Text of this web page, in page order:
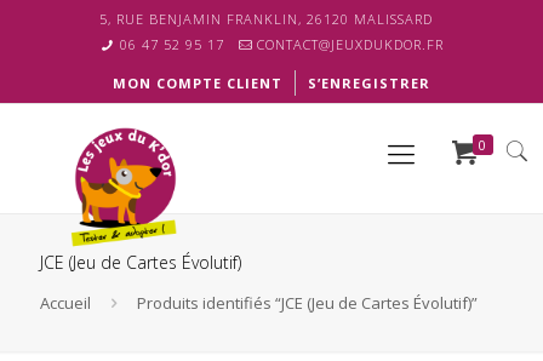
5, RUE BENJAMIN FRANKLIN, 26120 MALISSARD
06 47 52 95 17
CONTACT@JEUXDUKDOR.FR
MON COMPTE CLIENT S’ENREGISTRER
0
JCE (Jeu de Cartes Évolutif)
Accueil Produits identifiés “JCE (Jeu de Cartes Évolutif)”